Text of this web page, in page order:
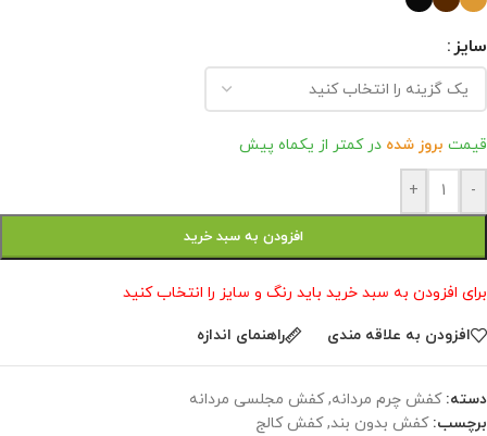
سایز
قیمت بروز شده در کمتر از یکماه پیش
-
+
افزودن به سبد خرید
برای افزودن به سبد خرید باید رنگ و سایز را انتخاب کنید
افزودن به علاقه مندی راهنمای اندازه
دسته: کفش چرم مردانه, کفش مجلسی مردانه
برچسب: کفش بدون بند, کفش کالج